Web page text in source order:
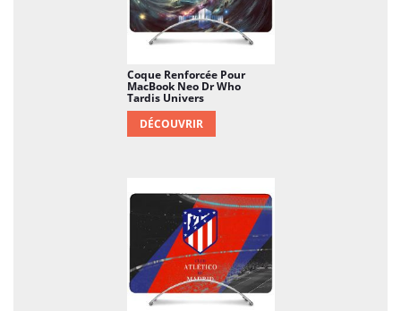
Coque Renforcée Pour
MacBook Neo Dr Who
Tardis Univers
DÉCOUVRIR